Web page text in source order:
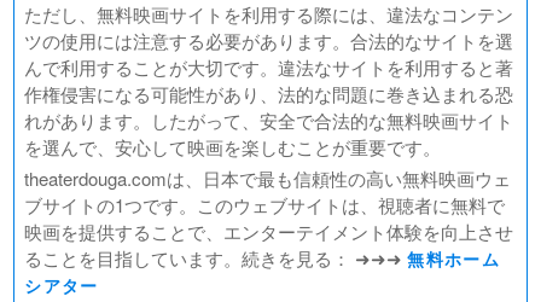
ただし、無料映画サイトを利用する際には、違法なコンテン
ツの使用には注意する必要があります。合法的なサイトを選
んで利用することが大切です。違法なサイトを利用すると著
作権侵害になる可能性があり、法的な問題に巻き込まれる恐
れがあります。したがって、安全で合法的な無料映画サイト
を選んで、安心して映画を楽しむことが重要です。
theaterdouga.comは、日本で最も信頼性の高い無料映画ウェ
ブサイトの1つです。このウェブサイトは、視聴者に無料で
映画を提供することで、エンターテイメント体験を向上させ
ることを目指しています。続きを見る： ➜➜➜無料ホーム
シアター